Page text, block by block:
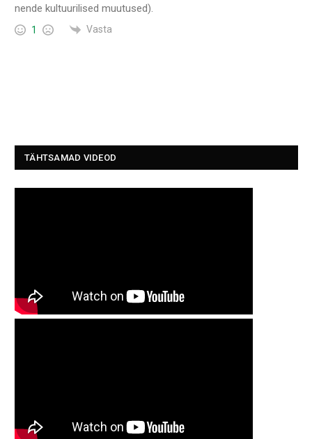
nende kultuurilised muutused).
1 Vasta
TÄHTSAMAD VIDEOD